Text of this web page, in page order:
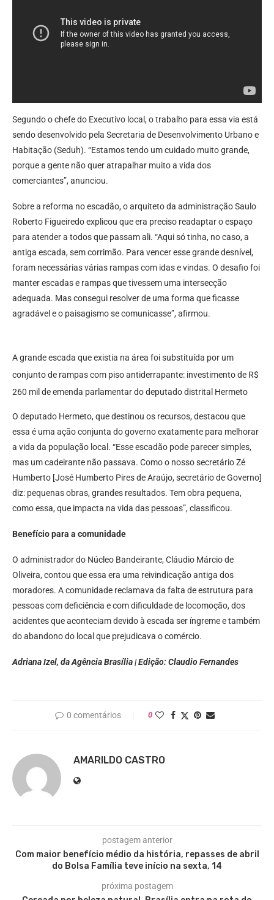
Segundo o chefe do Executivo local, o trabalho para essa via está
sendo desenvolvido pela Secretaria de Desenvolvimento Urbano e
Habitação (Seduh). “Estamos tendo um cuidado muito grande,
porque a gente não quer atrapalhar muito a vida dos
comerciantes”, anunciou.
Sobre a reforma no escadão, o arquiteto da administração Saulo
Roberto Figueiredo explicou que era preciso readaptar o espaço
para atender a todos que passam ali. “Aqui só tinha, no caso, a
antiga escada, sem corrimão. Para vencer esse grande desnível,
foram necessárias várias rampas com idas e vindas. O desafio foi
manter escadas e rampas que tivessem uma intersecção
adequada. Mas consegui resolver de uma forma que ficasse
agradável e o paisagismo se comunicasse”, afirmou.
A grande escada que existia na área foi substituída por um
conjunto de rampas com piso antiderrapante: investimento de R$
260 mil de emenda parlamentar do deputado distrital Hermeto
O deputado Hermeto, que destinou os recursos, destacou que
essa é uma ação conjunta do governo exatamente para melhorar
a vida da população local. “Esse escadão pode parecer simples,
mas um cadeirante não passava. Como o nosso secretário Zé
Humberto [José Humberto Pires de Araújo, secretário de Governo]
diz: pequenas obras, grandes resultados. Tem obra pequena,
como essa, que impacta na vida das pessoas”, classificou.
Benefício para a comunidade
O administrador do Núcleo Bandeirante, Cláudio Márcio de
Oliveira, contou que essa era uma reivindicação antiga dos
moradores. A comunidade reclamava da falta de estrutura para
pessoas com deficiência e com dificuldade de locomoção, dos
acidentes que aconteciam devido à escada ser íngreme e também
do abandono do local que prejudicava o comércio.
Adriana Izel, da Agência Brasília | Edição: Claudio Fernandes
0 comentários 0
AMARILDO CASTRO
postagem anterior
Com maior benefício médio da história, repasses de abril
do Bolsa Família teve início na sexta, 14
próxima postagem